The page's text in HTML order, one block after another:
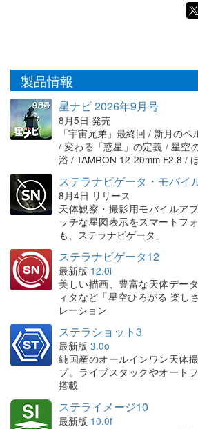
製品情報
星ナビ 2026年9月号
8月5日 発売
「宇宙兄弟」最終回 / 新月の
/ 変わる「惑星」の定義 / 星空
浴 / TAMRON 12-20mm F2.8 /
ステラナビゲータ・モバイ
8月4日 リリース
天体観察・撮影用モバイルア
ッチな星図表示をスマートフ
も、ステラナビゲータ」
ステラナビゲータ12
最新版 12.0i
美しい描画、豊富な天体デー
ィタなど「星空ひろがる 楽し
レーション
ステラショット3
最新版 3.0o
純国産のオールインワン天体
プ。ライブスタックやオート
搭載
ステライメージ10
最新版 10.0f